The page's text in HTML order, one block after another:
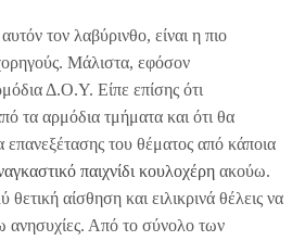
τον λαβύρινθο, είναι η πιο
Μάλιστα, εφόσον
Δ.Ο.Υ. Είπε επίσης ότι
τα αρμόδια τμήματα και ότι θα
επανεξέτασης του θέματος από κάποια
παιχνίδι κουλοχέρη ακούω.
αίσθηση και ειλικρινά θέλεις να
ανησυχίες. Από το σύνολο των